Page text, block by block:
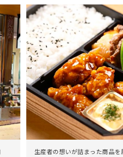
生産者の想いが詰まった商品